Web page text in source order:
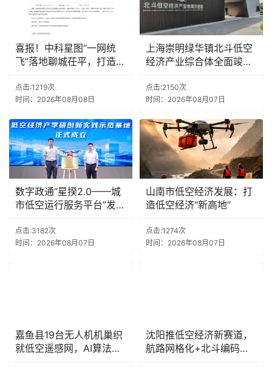
喜报！中科星图“一网统
飞”落地聊城茌平，打造县
点击:1219次
时间：2026年08月08日
上海崇明绿华镇北斗低空
经济产业综合体全面竣工
点击:2150次
时间：2026年08月07日
数字政通“星揆2.0——城
市低空运行服务平台”发布
点击:3182次
时间：2026年08月07日
山南市低空经济发展：打
造低空经济“新高地”
点击:1274次
时间：2026年08月07日
嘉鱼县19台无人机机巢织
就低空遥感网，AI算法让
沈阳推低空经济新赛道，
航路网格化+北斗编码让